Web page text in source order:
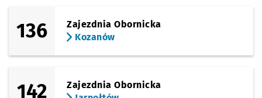
136
Zajezdnia Obornicka
Kozanów
142
Zajezdnia Obornicka